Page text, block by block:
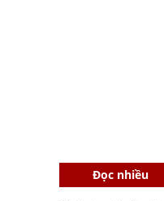
Đọc nhiều